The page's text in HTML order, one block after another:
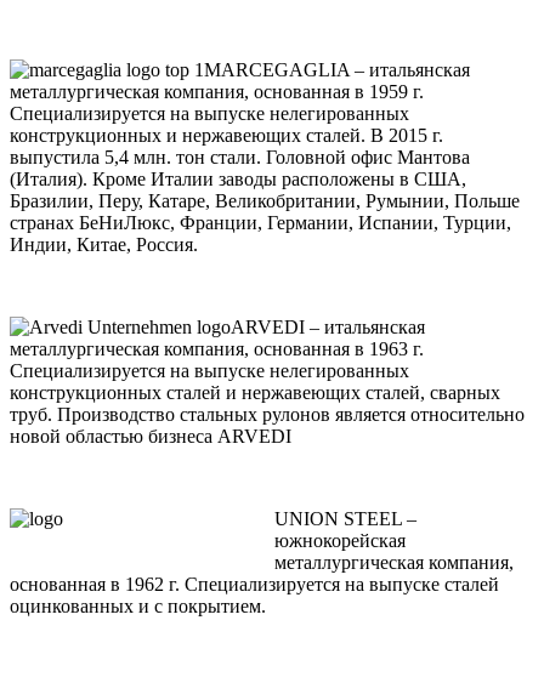
MARCEGAGLIA – итальянская
металлургическая компания, основанная в 1959 г.
Специализируется на выпуске нелегированных
конструкционных и нержавеющих сталей. В 2015 г.
выпустила 5,4 млн. тон стали. Головной офис Мантова
(Италия). Кроме Италии заводы расположены в США,
Бразилии, Перу, Катаре, Великобритании, Румынии, Польше
странах БеНиЛюкс, Франции, Германии, Испании, Турции,
Индии, Китае, Россия.
ARVEDI – итальянская
металлургическая компания, основанная в 1963 г.
Специализируется на выпуске нелегированных
конструкционных сталей и нержавеющих сталей, сварных
труб. Производство стальных рулонов является относительно
новой областью бизнеса ARVEDI
UNION STEEL –
южнокорейская
металлургическая компания,
основанная в 1962 г. Специализируется на выпуске сталей
оцинкованных и с покрытием.